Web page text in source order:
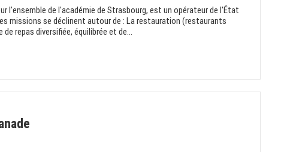
l'ensemble de l'académie de Strasbourg, est un opérateur de l'État
missions se déclinent autour de : La restauration (restaurants
repas diversifiée, équilibrée et de...